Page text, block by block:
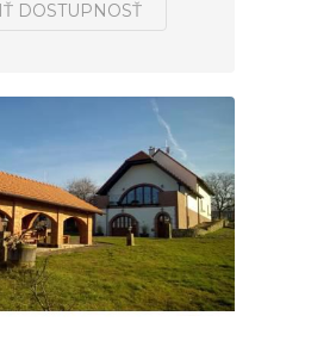
DOSTUPNOSŤ